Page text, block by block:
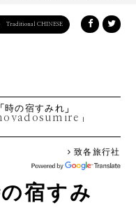
Traditional CHINESE
繁體中文
の宿すみれ」
」
致各旅行社
宿すみ